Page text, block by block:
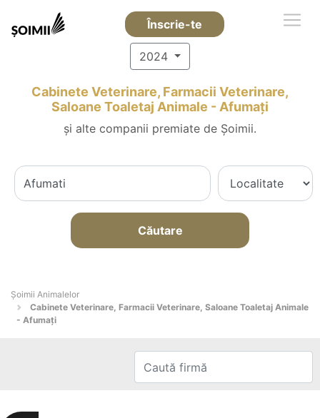
Înscrie-te
2024
Cabinete Veterinare, Farmacii Veterinare,
Saloane Toaletaj Animale - Afumaţi
și alte companii premiate de Șoimii.
Căutare
Şoimii Animalelor
Cabinete Veterinare, Farmacii Veterinare, Saloane Toaletaj Animale
- Afumaţi